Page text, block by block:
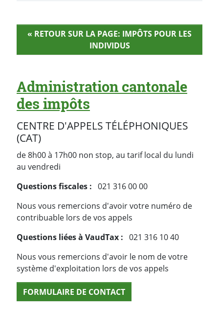
« RETOUR SUR LA PAGE: IMPÔTS POUR LES
INDIVIDUS
Administration cantonale
des impôts
CENTRE D'APPELS TÉLÉPHONIQUES
(CAT)
de 8h00 à 17h00 non stop, au tarif local du lundi
au vendredi
Questions fiscales : 021 316 00 00
Nous vous remercions d'avoir votre numéro de
contribuable lors de vos appels
Questions liées à VaudTax : 021 316 10 40
Nous vous remercions d'avoir le nom de votre
système d'exploitation lors de vos appels
FORMULAIRE DE CONTACT